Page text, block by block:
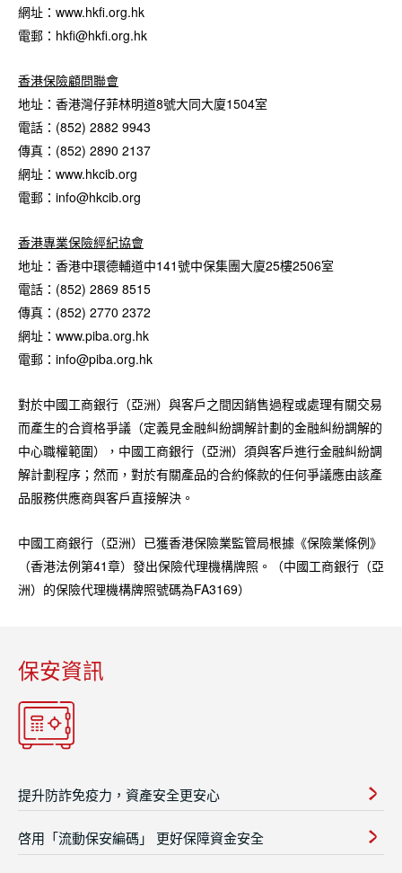
網址：www.hkfi.org.hk
電郵：hkfi@hkfi.org.hk
香港保險顧問聯會
地址：香港灣仔菲林明道8號大同大廈1504室
電話：(852) 2882 9943
傳真：(852) 2890 2137
網址：www.hkcib.org
電郵：info@hkcib.org
香港專業保險經紀協會
地址：香港中環德輔道中141號中保集團大廈25樓2506室
電話：(852) 2869 8515
傳真：(852) 2770 2372
網址：www.piba.org.hk
電郵：info@piba.org.hk
對於中國工商銀行（亞洲）與客戶之間因銷售過程或處理有關交易
而產生的合資格爭議（定義見金融糾紛調解計劃的金融糾紛調解的
中心職權範圍），中國工商銀行（亞洲）須與客戶進行金融糾紛調
解計劃程序；然而，對於有關產品的合約條款的任何爭議應由該產
品服務供應商與客戶直接解決。
中國工商銀行（亞洲）已獲香港保險業監管局根據《保險業條例》
（香港法例第41章）發出保險代理機構牌照。（中國工商銀行（亞
洲）的保險代理機構牌照號碼為FA3169）
保安資訊
提升防詐免疫力，資產安全更安心
啓用「流動保安編碼」 更好保障資金安全